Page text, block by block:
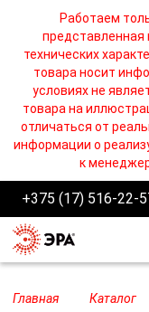
Работаем
технических
товара носит
условиях не
товара на
отличаться от
информации о
к
+375 (17) 516-22-
Главная Каталог